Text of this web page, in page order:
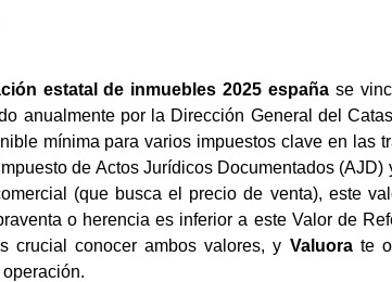
estatal de inmuebles 2025 españa se
anualmente por la Dirección General del
mínima para varios impuestos clave en las
de Actos Jurídicos Documentados
(que busca el precio de venta), este
o herencia es inferior a este Valor de
crucial conocer ambos valores, y Valuorate